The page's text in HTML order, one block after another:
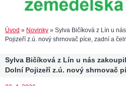
Úvod » Novinky » Sylva Bičíková z Lín u
Pojizeří z.ú. nový shrnovač píce, zadní a
Sylva Bičíková z Lín u nás
Dolní Pojizeří z.ú. nový shrnovač